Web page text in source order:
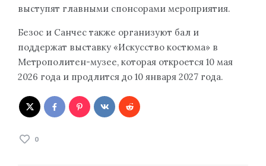
выступят главными спонсорами мероприятия.
Безос и Санчес также организуют бал и
поддержат выставку «Искусство костюма» в
Метрополитен-музее, которая откроется 10 мая
2026 года и продлится до 10 января 2027 года.
0